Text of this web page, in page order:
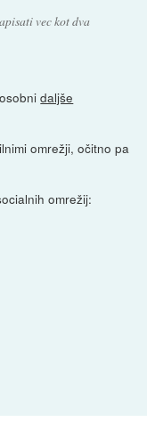
vec kot dva
daljše
omrežji, očitno pa
omrežij: